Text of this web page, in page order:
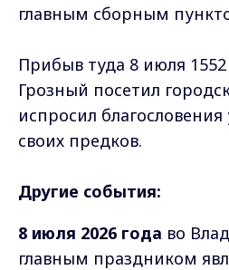
главным сборным
Прибыв туда 8 июля
Грозный посетил
испросил
своих предков.
Другие события:
8 июля 2026 года во
главным праздником